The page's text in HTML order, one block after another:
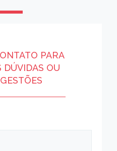
PARA
DÚVIDAS OU